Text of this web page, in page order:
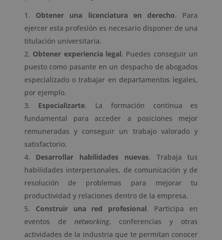
Obtener una licenciatura en derecho. Para
ejercer esta profesión es necesario disponer de una
titulación universitaria.
Obtener experiencia legal. Puedes conseguir un
puesto como pasante en un despacho de abogados
especializado o trabajar en departamentos legales,
por ejemplo.
Especializarte. La formación continua es
fundamental para acceder a posiciones mejor
remuneradas y conseguir un trabajo valorado y
satisfactorio.
Desarrollar habilidades nuevas. Trabaja tus
habilidades interpersonales, de comunicación y de
resolución de problemas para mejorar tu
productividad y relaciones dentro de la empresa.
Construir una red profesional. Participa en
eventos de networking, conferencias y otras
actividades de la industria que te permitan conocer